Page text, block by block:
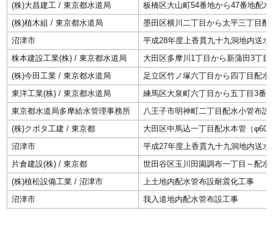
(株)大昌建工 / 東京都水道局
板橋区大山町54番地から47番地配
(株)植木組 / 東京都水道局
墨田区横川二丁目から太平三丁目配
沼津市
平成28年度上香貫九十九洞地内送
株本建設工業(株) / 東京都水道局
大田区多摩川1丁目から新蒲田3丁
(株)今田工業 / 東京都水道局
足立区竹ノ塚六丁目から四丁目配水
東洋工業(株) / 東京都水道局
練馬区大泉町六丁目から五丁目3番
東京都水道局多摩給水管理事務所
八王子市明神町二丁目配水小管布設
(株)クボタ工建 / 東京都
大田区中馬込一丁目配水本管（
沼津市
平成27年度上香貫九十九洞地内送
片倉建設(株) / 東京都
世田谷区玉川田園調布一丁目～配水
(株)植松設備工業 / 沼津市
上土地内配水管布設耐震化工事
沼津市
我入道地内配水管布設工事